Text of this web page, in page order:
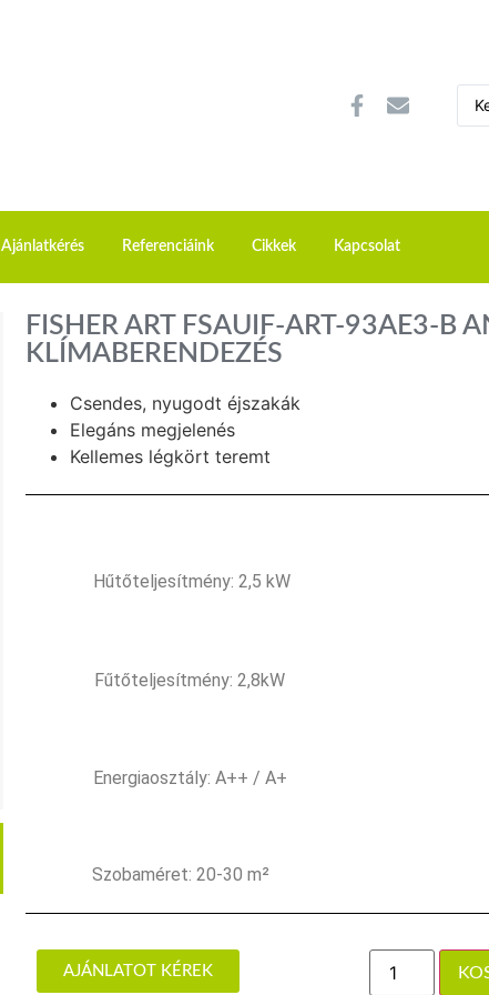
Ajánlatkérés Referenciáink Cikkek Kapcsolat
FISHER ART FSAUIF-ART-93AE3-B
KLÍMABERENDEZÉS
Csendes, nyugodt éjszakák
Elegáns megjelenés
Kellemes légkört teremt
Hűtőteljesítmény: 2,5 kW
Fűtőteljesítmény: 2,8kW
Energiaosztály: A++ / A+
Szobaméret: 20-30 m²
AJÁNLATOT KÉREK